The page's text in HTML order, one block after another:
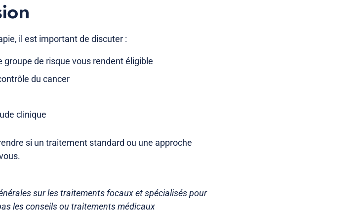
il est important de discuter :
de risque vous rendent éligible
du cancer
clinique
si un traitement standard ou une approche
sur les traitements focaux et spécialisés pour
les conseils ou traitements médicaux